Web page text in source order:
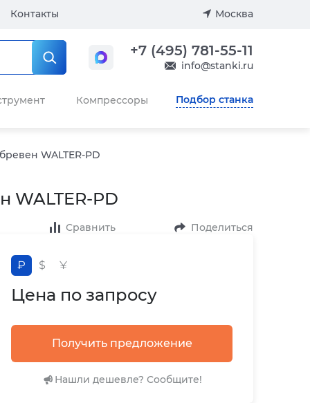
Контакты Москва
+7 (495) 781-55-11
info@stanki.ru
Компрессоры Подбор станка
WALTER-PD
WALTER-PD
Сравнить Поделиться
₽ $ ¥
Цена по запросу
Получить предложение
Нашли дешевле? Сообщите!